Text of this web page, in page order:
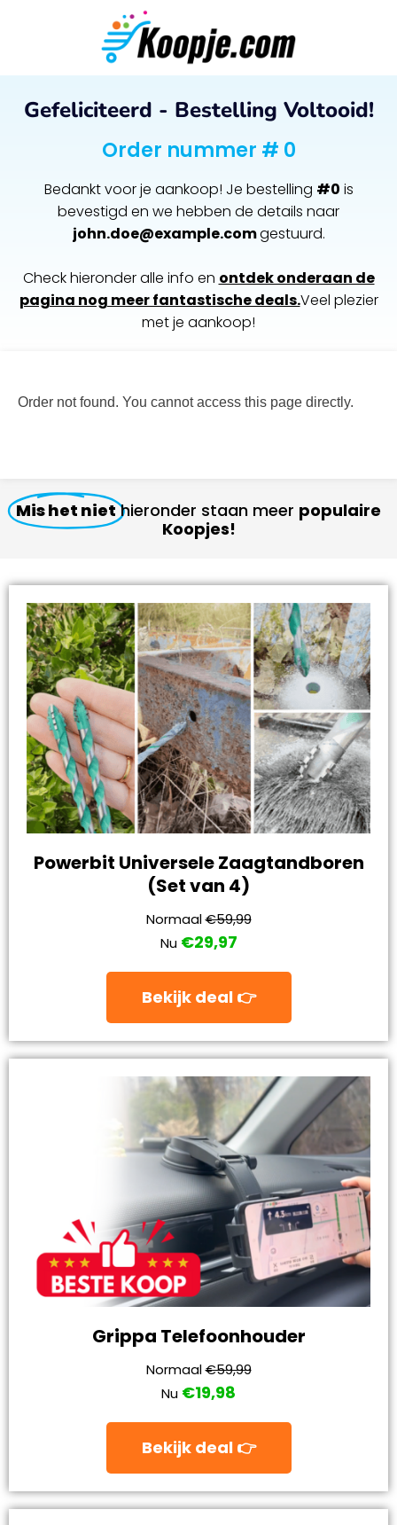
Gefeliciteerd - Bestelling Voltooid!
Order nummer # 0
Bedankt voor je aankoop! Je bestelling #0 is
bevestigd en we hebben de details naar
john.doe@example.comgestuurd.
Check hieronder alle info en ontdek onderaan de
pagina nog meer fantastische deals.Veel plezier
met je aankoop!
Order not found. You cannot access this page directly.
Mis het niet hieronder staan meer populaire
Koopjes!
Powerbit Universele Zaagtandboren
(Set van 4)
Normaal€59,99
Nu €29,97
Bekijk deal 👉
Grippa Telefoonhouder
Normaal€59,99
Nu €19,98
Bekijk deal 👉